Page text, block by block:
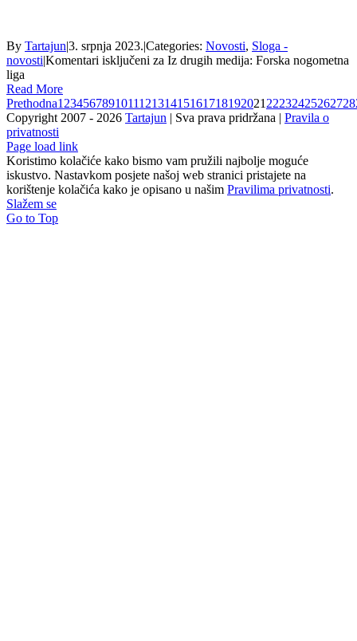
By Tartajun|3. srpnja 2023.|Categories: Novosti, Sloga -
novosti|Komentari isključeni za Iz drugih medija: Forska nogometna
liga
Read More
Prethodna1 23456789101112131415161718192021 22232425262728
Copyright 2007 - 2026 Tartajun | Sva prava pridržana | Pravila o
privatnosti
Page load link
Koristimo kolačiće kako bismo vam pružili najbolje moguće
iskustvo. Nastavkom posjete našoj web stranici pristajete na
korištenje kolačića kako je opisano u našim Pravilima privatnosti.
Slažem se
Go to Top